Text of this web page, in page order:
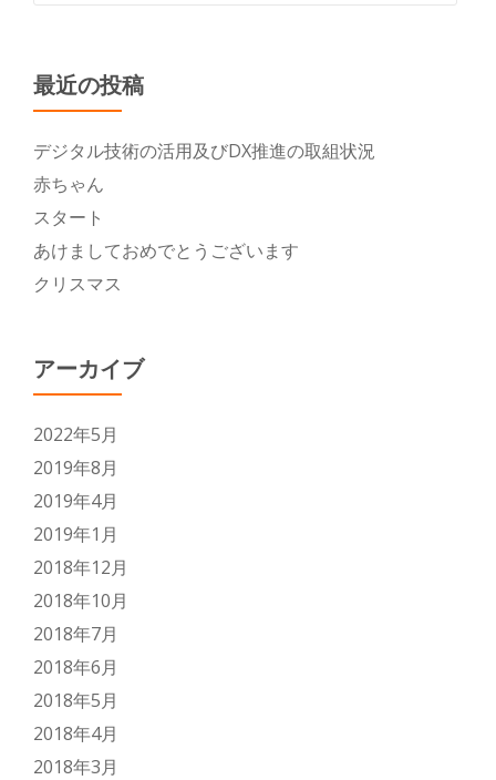
最近の投稿
デジタル技術の活用及びDX推進の取組状況
赤ちゃん
スタート
あけましておめでとうございます
クリスマス
アーカイブ
2022年5月
2019年8月
2019年4月
2019年1月
2018年12月
2018年10月
2018年7月
2018年6月
2018年5月
2018年4月
2018年3月